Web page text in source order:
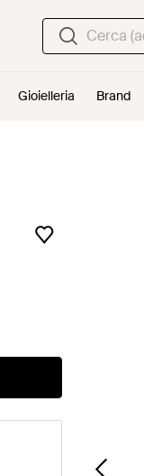
Gioielleria Brand